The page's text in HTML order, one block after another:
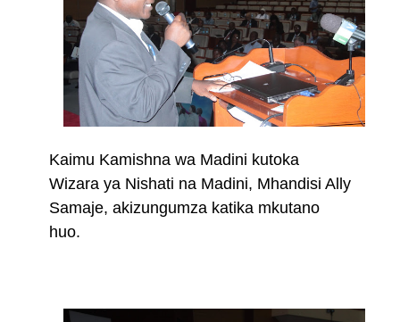
Kaimu Kamishna wa Madini kutoka
Wizara ya Nishati na Madini, Mhandisi Ally
Samaje, akizungumza katika mkutano
huo.